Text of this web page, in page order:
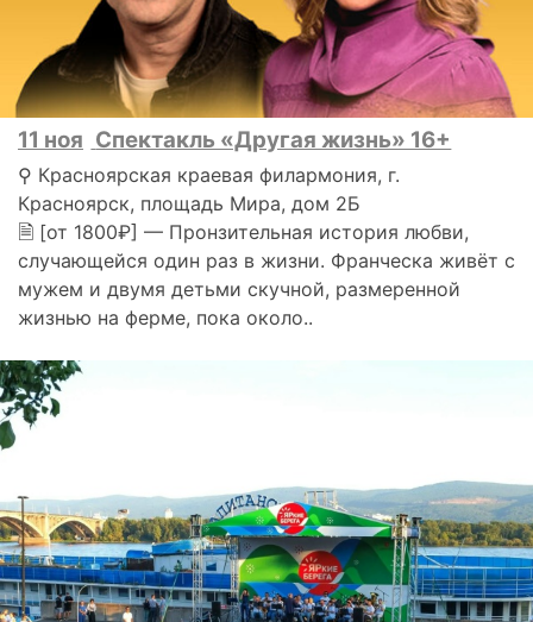
11 ноя Спектакль «Другая жизнь» 16+
⚲ Красноярская краевая филармония, г.
Красноярск, площадь Мира, дом 2Б
🗎 [от 1800₽] — Пронзительная история любви,
случающейся один раз в жизни. Франческа живёт с
мужем и двумя детьми скучной, размеренной
жизнью на ферме, пока около..